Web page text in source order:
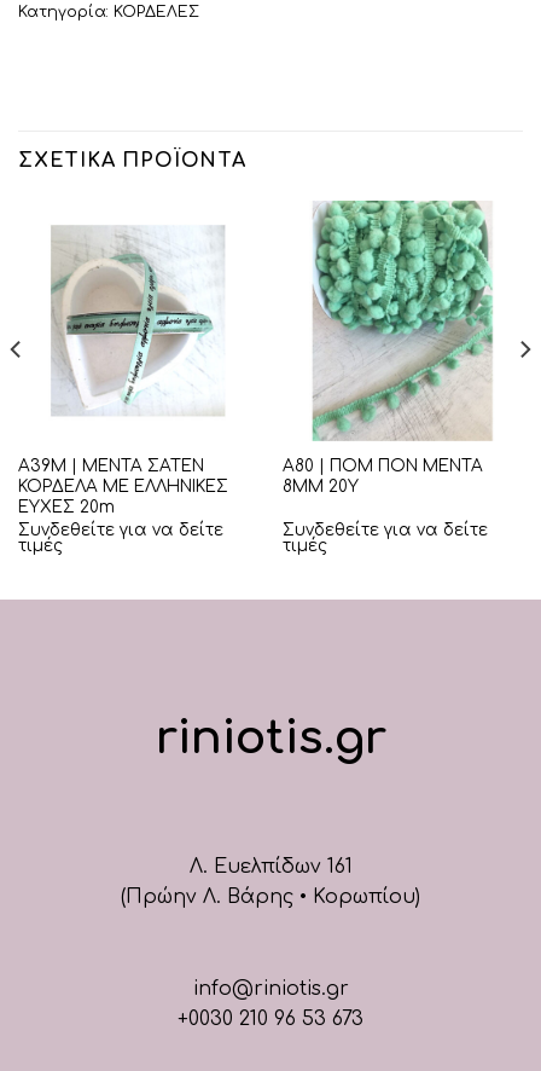
Κατηγορία: ΚΟΡΔΕΛΕΣ
ΣΧΕΤΙΚΆ ΠΡΟΪΌΝΤΑ
Α39Μ | ΜΕΝΤΑ ΣΑΤΕΝ
ΚΟΡΔΕΛΑ ΜΕ ΕΛΛΗΝΙΚΕΣ
ΕΥΧΕΣ 20m
Συνδεθείτε για να δείτε
τιμές
Α80 | ΠΟΜ ΠΟΝ ΜΕΝΤΑ
8ΜΜ 20Υ
Συνδεθείτε για να δείτε
τιμές
riniotis.gr
Λ. Ευελπίδων 161
(Πρώην Λ. Βάρης • Κορωπίου)
info@riniotis.gr
+0030 210 96 53 673